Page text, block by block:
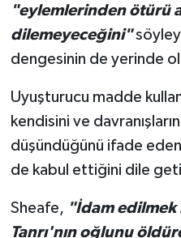
"eylemlerinden ötürü
dilemeyeceğini"
dengesinin de yerinde
Uyuşturucu madde
kendisini ve
düşündüğünü ifade
de kabul ettiğini dile
Sheafe, "İdam
Tanrı'nın oğlunu